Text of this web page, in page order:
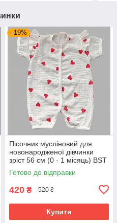
–19%
Пісочник мусліновий для
новонародженої дівчинки
зріст 56 см (0 - 1 місяць) BST
червоні сердечка
Готово до відправки
420 ₴ 520 ₴
Купити